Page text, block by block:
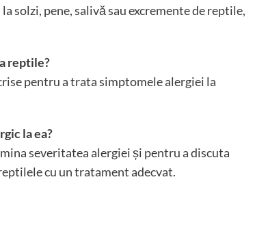
solzi, pene, salivă sau excremente de reptile,
reptile?
pentru a trata simptomele alergiei la
la ea?
severitatea alergiei și pentru a discuta
cu un tratament adecvat.